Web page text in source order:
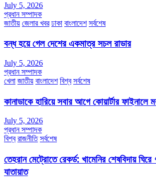
July 5, 2026
প্রধান সম্পাদক
জাতীয় জেলার খবর ঢাকা বাংলাদেশ সর্বশেষ
বন্ধ হয়ে গেল দেশের একমাত্র সচল রাডার
July 5, 2026
প্রধান সম্পাদক
খেলা জাতীয় বাংলাদেশ বিশ্ব সর্বশেষ
কানাডাকে হারিয়ে সবার আগে কোয়ার্টার
July 5, 2026
প্রধান সম্পাদক
বিশ্ব রাজনীতি সর্বশেষ
তেহরান মেট্রোতে রেকর্ড: খামেনির শেষবিদায়
যাতায়াত